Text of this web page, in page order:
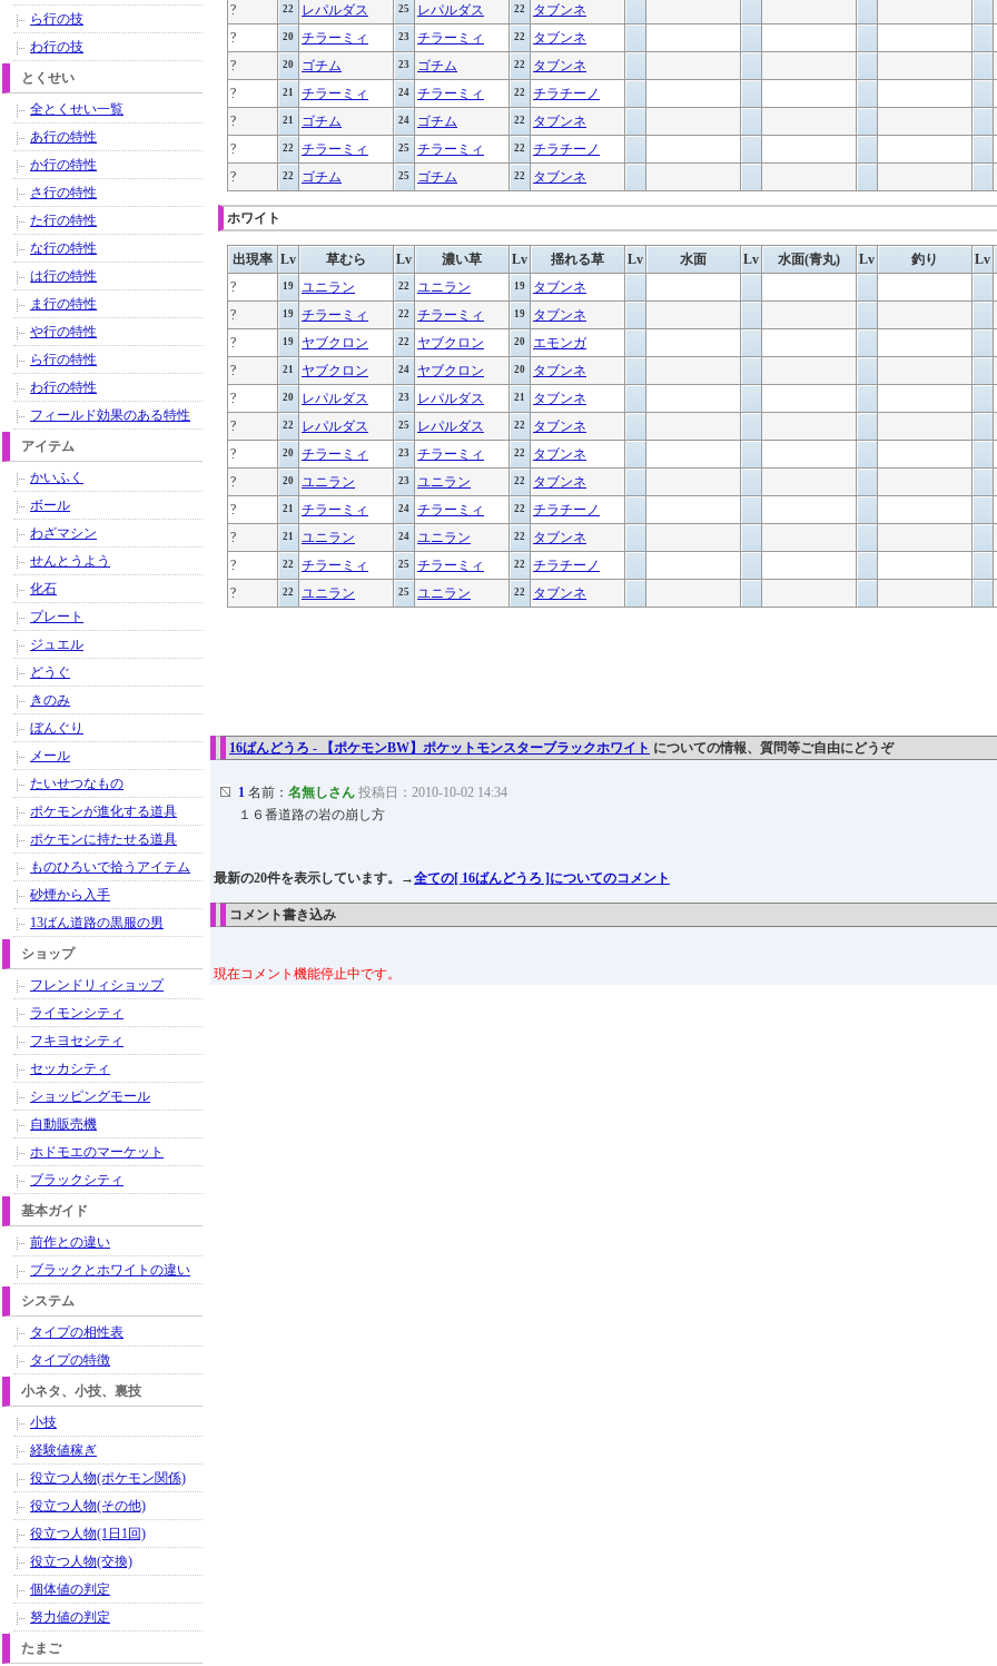
?
22 レパルダス 25 レパルダス 22
タブンネ
?
20 チラーミィ 23 チラーミィ 22
タブンネ
?
20 ゴチム 23 ゴチム 22
タブンネ
?
21 チラーミィ 24 チラーミィ 22
チラチーノ
?
21 ゴチム 24 ゴチム 22
タブンネ
?
22 チラーミィ 25 チラーミィ 22
チラチーノ
?
22 ゴチム 25 ゴチム 22 タブンネ
ホワイト
出現率 Lv 草むら Lv 濃い草 Lv 揺れる草 Lv 水面 Lv 水面(青丸) Lv 釣り Lv
?
19 ユニラン 22 ユニラン 19
タブンネ
?
19 チラーミィ 22 チラーミィ 19
タブンネ
?
19 ヤブクロン 22 ヤブクロン 20
エモンガ
?
21 ヤブクロン 24 ヤブクロン 20
タブンネ
?
20 レパルダス 23 レパルダス 21
タブンネ
?
22 レパルダス 25 レパルダス 22
タブンネ
?
20 チラーミィ 23 チラーミィ 22
タブンネ
?
20 ユニラン 23 ユニラン 22
タブンネ
?
21 チラーミィ 24 チラーミィ 22
チラチーノ
?
21 ユニラン 24 ユニラン 22
タブンネ
?
22 チラーミィ 25 チラーミィ 22
チラチーノ
?
22 ユニラン 25 ユニラン 22 タブンネ
16ばんどうろ - 【ポケモンBW】ポケットモンスターブラックホワイト についての情報、質問等ご自由にどうぞ
1 名前： 名無しさん 投稿日：2010-10-02 14:34
１６番道路の岩の崩し方
最新の20件を表示しています。→全ての[ 16ばんどうろ ]についてのコメント
コメント書き込み
現在コメント機能停止中です。
ら行の技
わ行の技
とくせい
全とくせい一覧
あ行の特性
か行の特性
さ行の特性
た行の特性
な行の特性
は行の特性
ま行の特性
や行の特性
ら行の特性
わ行の特性
フィールド効果のある特性
アイテム
かいふく
ボール
わざマシン
せんとうよう
化石
プレート
ジュエル
どうぐ
きのみ
ぼんぐり
メール
たいせつなもの
ポケモンが進化する道具
ポケモンに持たせる道具
ものひろいで拾うアイテム
砂煙から入手
13ばん道路の黒服の男
ショップ
フレンドリィショップ
ライモンシティ
フキヨセシティ
セッカシティ
ショッピングモール
自動販売機
ホドモエのマーケット
ブラックシティ
基本ガイド
前作との違い
ブラックとホワイトの違い
システム
タイプの相性表
タイプの特徴
小ネタ、小技、裏技
小技
経験値稼ぎ
役立つ人物(ポケモン関係)
役立つ人物(その他)
役立つ人物(1日1回)
役立つ人物(交換)
個体値の判定
努力値の判定
たまご